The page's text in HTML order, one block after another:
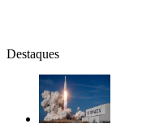
Destaques